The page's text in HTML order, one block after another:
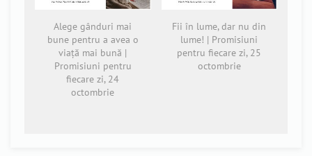
Alege gânduri mai
bune pentru a avea o
viață mai bună |
Promisiuni pentru
fiecare zi, 24
octombrie
Fii în lume, dar nu din
lume! | Promisiuni
pentru fiecare zi, 25
octombrie